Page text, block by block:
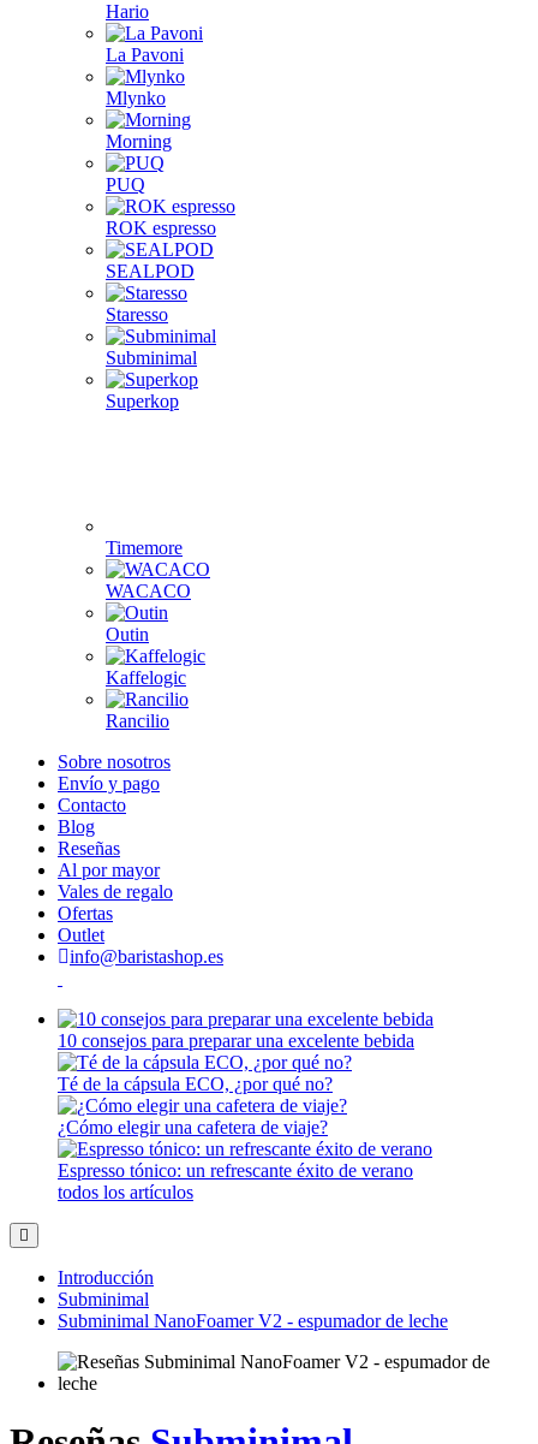
Hario
La Pavoni
Mlynko
Morning
PUQ
ROK espresso
SEALPOD
Staresso
Subminimal
Superkop
Timemore
WACACO
Outin
Kaffelogic
Rancilio
Sobre nosotros
Envío y pago
Contacto
Blog
Reseñas
Al por mayor
Vales de regalo
Ofertas
Outlet
info@baristashop.es
10 consejos para preparar una excelente bebida
Té de la cápsula ECO, ¿por qué no?
¿Cómo elegir una cafetera de viaje?
Espresso tónico: un refrescante éxito de verano
todos los artículos
Introducción
Subminimal
Subminimal NanoFoamer V2 - espumador de leche